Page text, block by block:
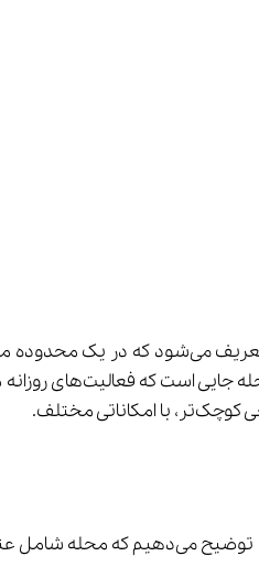
توضیح می‌دهیم که محله شامل عناصر مختلفی است. برخی از اجزای محله شامل موارد زیر هستند: